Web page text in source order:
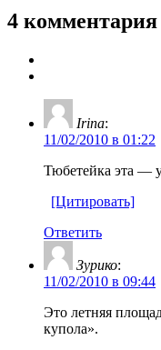
4 комментария
Irina:
11/02/2010 в 01:22
Тюбетейка эта —
[Цитировать]
Ответить
Зурико:
11/02/2010 в 09:44
Это летняя
купола».